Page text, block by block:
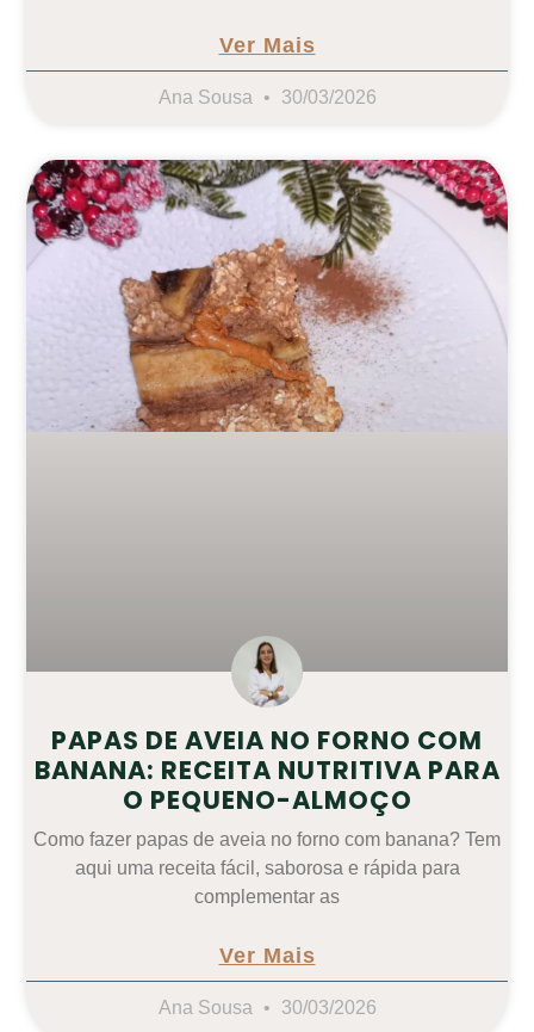
Ver Mais
Ana Sousa 30/03/2026
PAPAS DE AVEIA NO FORNO COM
BANANA: RECEITA NUTRITIVA PARA
O PEQUENO-ALMOÇO
Como fazer papas de aveia no forno com banana? Tem
aqui uma receita fácil, saborosa e rápida para
complementar as
Ver Mais
Ana Sousa 30/03/2026